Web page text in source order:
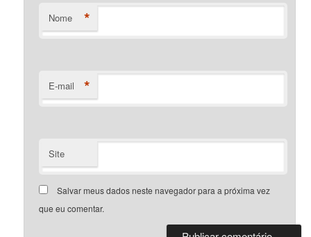
Nome *
E-mail *
Site
Salvar meus dados neste navegador para a próxima vez
que eu comentar.